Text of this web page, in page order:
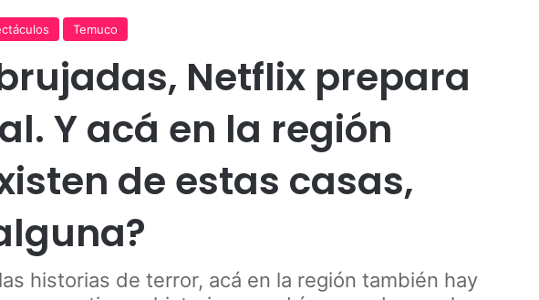
Temuco
Netflix prepara
Y acá en la región
de estas casas,
historias de terror, acá en la región también hay